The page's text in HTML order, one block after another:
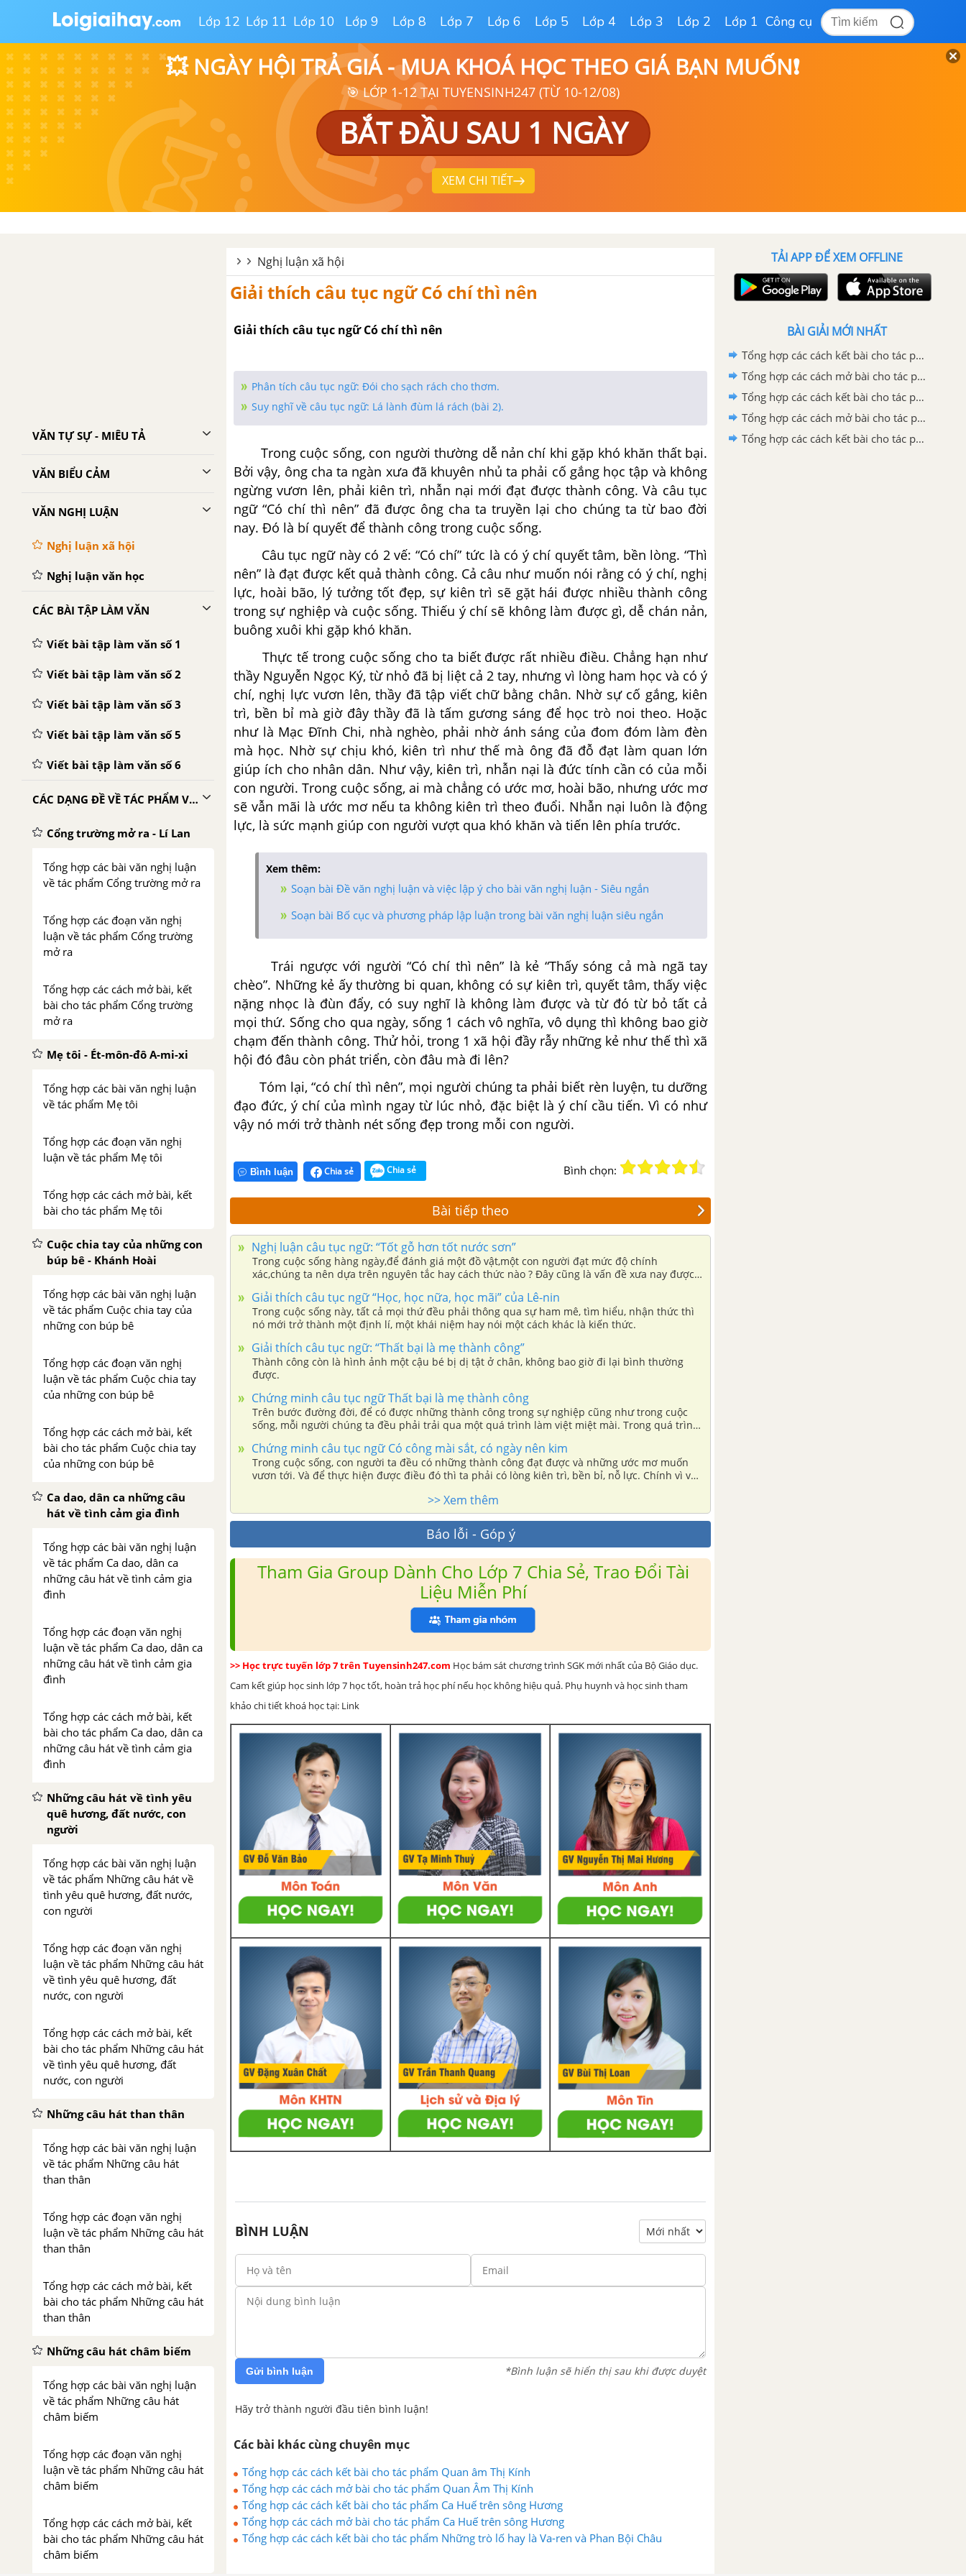
Lớp 12 Lớp 11 Lớp 10 Lớp 9 Lớp 8 Lớp 7 Lớp 6 Lớp 5 Lớp 4 Lớp 3 Lớp 2 Lớp 1 Công cụ
💥 NGÀY HỘI TRẢ GIÁ - MUA KHOÁ HỌC THEO GIÁ BẠN MUỐN❗
🎯 LỚP 1-12 TẠI TUYENSINH247 (TỪ 10-12/08)
BẮT ĐẦU SAU 1 NGÀY
XEM CHI TIẾT
VĂN TỰ SỰ - MIÊU TẢ
VĂN BIỂU CẢM
VĂN NGHỊ LUẬN
Nghị luận xã hội
Nghị luận văn học
CÁC BÀI TẬP LÀM VĂN
Viết bài tập làm văn số 1
Viết bài tập làm văn số 2
Viết bài tập làm văn số 3
Viết bài tập làm văn số 5
Viết bài tập làm văn số 6
CÁC DẠNG ĐỀ VỀ TÁC PHẨM VĂN HỌC
Cổng trường mở ra - Lí Lan
Tổng hợp các bài văn nghị luận
về tác phẩm Cổng trường mở ra
Tổng hợp các đoạn văn nghị
luận về tác phẩm Cổng trường
mở ra
Tổng hợp các cách mở bài, kết
bài cho tác phẩm Cổng trường
mở ra
Mẹ tôi - Ét-môn-đô A-mi-xi
Tổng hợp các bài văn nghị luận
về tác phẩm Mẹ tôi
Tổng hợp các đoạn văn nghị
luận về tác phẩm Mẹ tôi
Tổng hợp các cách mở bài, kết
bài cho tác phẩm Mẹ tôi
Cuộc chia tay của những con
búp bê - Khánh Hoài
Tổng hợp các bài văn nghị luận
về tác phẩm Cuộc chia tay của
những con búp bê
Tổng hợp các đoạn văn nghị
luận về tác phẩm Cuộc chia tay
của những con búp bê
Tổng hợp các cách mở bài, kết
bài cho tác phẩm Cuộc chia tay
của những con búp bê
Ca dao, dân ca những câu
hát về tình cảm gia đình
Tổng hợp các bài văn nghị luận
về tác phẩm Ca dao, dân ca
những câu hát về tình cảm gia
đình
Tổng hợp các đoạn văn nghị
luận về tác phẩm Ca dao, dân ca
những câu hát về tình cảm gia
đình
Tổng hợp các cách mở bài, kết
bài cho tác phẩm Ca dao, dân ca
những câu hát về tình cảm gia
đình
Những câu hát về tình yêu
quê hương, đất nước, con
người
Tổng hợp các bài văn nghị luận
về tác phẩm Những câu hát về
tình yêu quê hương, đất nước,
con người
Tổng hợp các đoạn văn nghị
luận về tác phẩm Những câu hát
về tình yêu quê hương, đất
nước, con người
Tổng hợp các cách mở bài, kết
bài cho tác phẩm Những câu hát
về tình yêu quê hương, đất
nước, con người
Những câu hát than thân
Tổng hợp các bài văn nghị luận
về tác phẩm Những câu hát
than thân
Tổng hợp các đoạn văn nghị
luận về tác phẩm Những câu hát
than thân
Tổng hợp các cách mở bài, kết
bài cho tác phẩm Những câu hát
than thân
Những câu hát châm biếm
Tổng hợp các bài văn nghị luận
về tác phẩm Những câu hát
châm biếm
Tổng hợp các đoạn văn nghị
luận về tác phẩm Những câu hát
châm biếm
Tổng hợp các cách mở bài, kết
bài cho tác phẩm Những câu hát
châm biếm
Nghị luận xã hội
Giải thích câu tục ngữ Có chí thì nên
Giải thích câu tục ngữ Có chí thì nên
Phân tích câu tục ngữ: Đói cho sạch rách cho thơm.
Suy nghĩ về câu tục ngữ: Lá lành đùm lá rách (bài 2).
Trong cuộc sống, con người thường dễ nản chí khi gặp khó khăn thất bại.
Bởi vậy, ông cha ta ngàn xưa đã khuyên nhủ ta phải cố gắng học tập và không
ngừng vươn lên, phải kiên trì, nhẫn nại mới đạt được thành công. Và câu tục
ngữ “Có chí thì nên” đã được ông cha ta truyền lại cho chúng ta từ bao đời
nay. Đó là bí quyết để thành công trong cuộc sống.
Câu tục ngữ này có 2 vế: “Có chí” tức là có ý chí quyết tâm, bền lòng. “Thì
nên” là đạt được kết quả thành công. Cả câu như muốn nói rằng có ý chí, nghị
lực, hoài bão, lý tưởng tốt đẹp, sự kiên trì sẽ gặt hái được nhiều thành công
trong sự nghiệp và cuộc sống. Thiếu ý chí sẽ không làm được gì, dễ chán nản,
buông xuôi khi gặp khó khăn.
Thực tế trong cuộc sống cho ta biết được rất nhiều điều. Chẳng hạn như
thầy Nguyễn Ngọc Ký, từ nhỏ đã bị liệt cả 2 tay, nhưng vì lòng ham học và có ý
chí, nghị lực vươn lên, thầy đã tập viết chữ bằng chân. Nhờ sự cố gắng, kiên
trì, bền bỉ mà giờ đây thầy đã là tấm gương sáng để học trò noi theo. Hoặc
như là Mạc Đĩnh Chi, nhà nghèo, phải nhờ ánh sáng của đom đóm làm đèn
mà học. Nhờ sự chịu khó, kiên trì như thế mà ông đã đỗ đạt làm quan lớn
giúp ích cho nhân dân. Như vậy, kiên trì, nhẫn nại là đức tính cần có của mỗi
con người. Trong cuộc sống, ai mà chẳng có ước mơ, hoài bão, nhưng ước mơ
sẽ vẫn mãi là ước mơ nếu ta không kiên trì theo đuổi. Nhẫn nại luôn là động
lực, là sức mạnh giúp con người vượt qua khó khăn và tiến lên phía trước.
Xem thêm:
Soạn bài Đề văn nghị luận và việc lập ý cho bài văn nghị luận - Siêu ngắn
Soạn bài Bố cục và phương pháp lập luận trong bài văn nghị luận siêu ngắn
Trái ngược với người “Có chí thì nên” là kẻ “Thấy sóng cả mà ngã tay
chèo”. Những kẻ ấy thường bi quan, không có sự kiên trì, quyết tâm, thấy việc
nặng nhọc là đùn đẩy, có suy nghĩ là không làm được và từ đó từ bỏ tất cả
mọi thứ. Sống cho qua ngày, sống 1 cách vô nghĩa, vô dụng thì không bao giờ
chạm đến thành công. Thử hỏi, trong 1 xã hội đầy rẫy những kẻ như thế thì xã
hội đó đâu còn phát triển, còn đâu mà đi lên?
Tóm lại, “có chí thì nên”, mọi người chúng ta phải biết rèn luyện, tu dưỡng
đạo đức, ý chí của mình ngay từ lúc nhỏ, đặc biệt là ý chí cầu tiến. Vì có như
vậy nó mới trở thành nét sống đẹp trong mỗi con người.
Bình luận Chia sẻ Chia sẻ Bình chọn:
Bài tiếp theo
Nghị luận câu tục ngữ: “Tốt gỗ hơn tốt nước sơn”
Trong cuộc sống hàng ngày,để đánh giá một đồ vật,một con người đạt mức độ chính
xác,chúng ta nên dựa trên nguyên tắc hay cách thức nào ? Đây cũng là vấn đề xưa nay được
Giải thích câu tục ngữ “Học, học nữa, học mãi” của Lê-nin
Trong cuộc sống này, tất cả mọi thứ đều phải thông qua sự ham mê, tìm hiểu, nhận thức thì
nó mới trở thành một định lí, một khái niệm hay nói một cách khác là kiến thức.
Giải thích câu tục ngữ: “Thất bại là mẹ thành công”
Thành công còn là hình ảnh một cậu bé bị dị tật ở chân, không bao giờ đi lại bình thường
được.
Chứng minh câu tục ngữ Thất bại là mẹ thành công
Trên bước đường đời, để có được những thành công trong sự nghiệp cũng như trong cuộc
sống, mỗi người chúng ta đều phải trải qua một quá trình làm việt miệt mài. Trong quá trình
Chứng minh câu tục ngữ Có công mài sắt, có ngày nên kim
Trong cuộc sống, con người ta đều có những thành công đạt được và những ước mơ muốn
vươn tới. Và để thực hiện được điều đó thì ta phải có lòng kiên trì, bền bỉ, nỗ lực. Chính vì vậy
cách khác là khuyên răn con cháu, dạy bảo những kinh nghiệm trong đời thường, cuộc sống.
>> Xem thêm
Báo lỗi - Góp ý
Tham Gia Group Dành Cho Lớp 7 Chia Sẻ, Trao Đổi Tài
Liệu Miễn Phí
>> Học trực tuyến lớp 7 trên Tuyensinh247.com Học bám sát chương trình SGK mới nhất của Bộ Giáo dục.
Cam kết giúp học sinh lớp 7 học tốt, hoàn trả học phí nếu học không hiệu quả. Phụ huynh và học sinh tham
khảo chi tiết khoá học tại: Link
BÌNH LUẬN
Gửi bình luận *Bình luận sẽ hiển thị sau khi được duyệt
Hãy trở thành người đầu tiên bình luận!
Các bài khác cùng chuyên mục
Tổng hợp các cách kết bài cho tác phẩm Quan âm Thị Kính
Tổng hợp các cách mở bài cho tác phẩm Quan Âm Thị Kính
Tổng hợp các cách kết bài cho tác phẩm Ca Huế trên sông Hương
Tổng hợp các cách mở bài cho tác phẩm Ca Huế trên sông Hương
Tổng hợp các cách kết bài cho tác phẩm Những trò lố hay là Va-ren và Phan Bội Châu
TẢI APP ĐỂ XEM OFFLINE
BÀI GIẢI MỚI NHẤT
Tổng hợp các cách kết bài cho tác phẩm Quan âm Thị Kính
Tổng hợp các cách mở bài cho tác phẩm Quan Âm Thị Kính
Tổng hợp các cách kết bài cho tác phẩm Ca Huế trên sông Hương
Tổng hợp các cách mở bài cho tác phẩm Ca Huế trên sông Hương
Tổng hợp các cách kết bài cho tác phẩm Những trò lố hay là Va-ren và Phan Bội Châu